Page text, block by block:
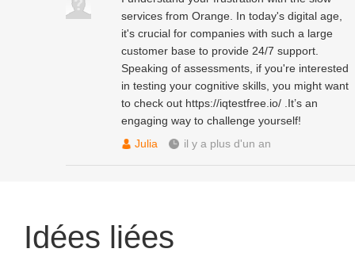
services from Orange. In today's digital age,
it's crucial for companies with such a large
customer base to provide 24/7 support.
Speaking of assessments, if you're interested
in testing your cognitive skills, you might want
to check out https://iqtestfree.io/ .It’s an
engaging way to challenge yourself!
Julia
il y a plus d'un an
Idées liées